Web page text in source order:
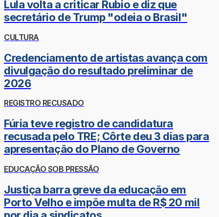
Lula volta a criticar Rubio e diz que
secretário de Trump "odeia o Brasil"
CULTURA
Credenciamento de artistas avança com
divulgação do resultado preliminar de
2026
REGISTRO RECUSADO
Fúria teve registro de candidatura
recusada pelo TRE; Côrte deu 3 dias para
apresentação do Plano de Governo
EDUCAÇÃO SOB PRESSÃO
Justiça barra greve da educação em
Porto Velho e impõe multa de R$ 20 mil